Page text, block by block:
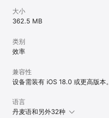
大小
362.5 MB
类别
效率
兼容性
设备需装有 iOS 18.0 或更高版本。
语言
丹麦语和另外32种